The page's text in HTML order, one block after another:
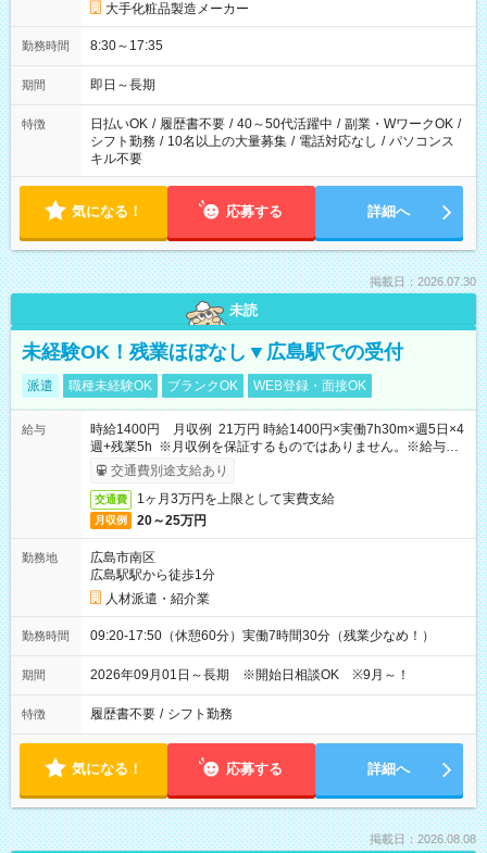
大手化粧品製造メーカー
勤務時間 8:30～17:35
期間 即日～長期
特徴 日払いOK / 履歴書不要 / 40～50代活躍中 / 副業・WワークOK /
シフト勤務 / 10名以上の大量募集 / 電話対応なし / パソコンス
キル不要
気になる！ 応募する 詳細へ
掲載日：2026.07.30
未読
未経験OK！残業ほぼなし▼広島駅での受付
派遣 職種未経験OK ブランクOK WEB登録・面接OK
給与
時給1400円 月収例 21万円 時給1400円×実働7h30m×週5日×4
週+残業5h ※月収例を保証するものではありません。※給与即
受取りサービス利用可（利用条件有）
交通費別途支給あり
交通費 1ヶ月3万円を上限として実費支給
月収例 20～25万円
勤務地
広島市南区
広島駅駅から徒歩1分
人材派遣・紹介業
勤務時間 09:20-17:50（休憩60分）実働7時間30分（残業少なめ！）
期間 2026年09月01日～長期 ※開始日相談OK ※9月～！
特徴 履歴書不要 / シフト勤務
気になる！ 応募する 詳細へ
掲載日：2026.08.08